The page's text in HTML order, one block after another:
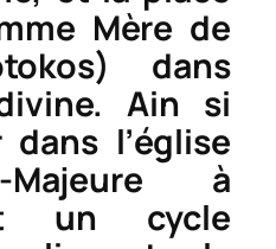
Mère de
) dans
Ain si
l’église
Majeure à
un cycle